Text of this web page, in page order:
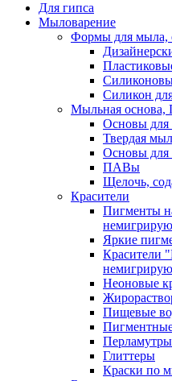
Для гипса
Мыловарение
Формы для мыла,
Силикон
Мыльная
Основы для
Твердая
Основы для
ПАВы
Щелочь,
Красители
Пигменты
Яркие
Красители
Неоновые
Пищевые
Глиттеры
Краски по